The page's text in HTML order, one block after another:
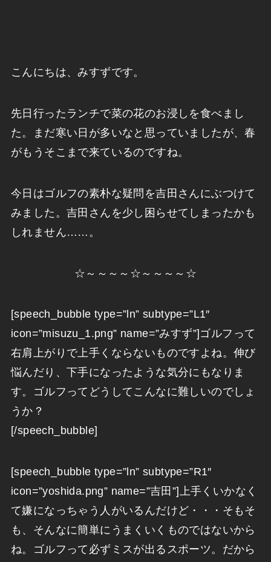
こんにちは、みすずです。
先日行ったランチで菜の花のお浸しを食べまし
た。まだ寒い日が多いなと思っていましたが、春
がもうそこまで来ているのですね。
今日はゴルフの素朴な疑問を吉田さんにぶつけて
みました。吉田さんを少し困らせてしまったかも
しれません……。
☆～～～～☆～～～～☆
[speech_bubble type=”ln” subtype=”L1″
icon=”misuzu_1.png” name=”みすず”]ゴルフって
右肩上がりで上手くならないものですよね。伸び
悩んだり、下手になったような気分にもなりま
す。ゴルフってどうしてこんなに難しいのでしょ
うか？
[/speech_bubble]
[speech_bubble type=”ln” subtype=”R1″
icon=”yoshida.png” name=”吉田”]上手くいかなく
て嫌になっちゃう人がいるんだけど・・・そもそ
も、そんなに簡単にうまくいくものではないから
ね。ゴルフって必ずミスが出るスポーツ。だから